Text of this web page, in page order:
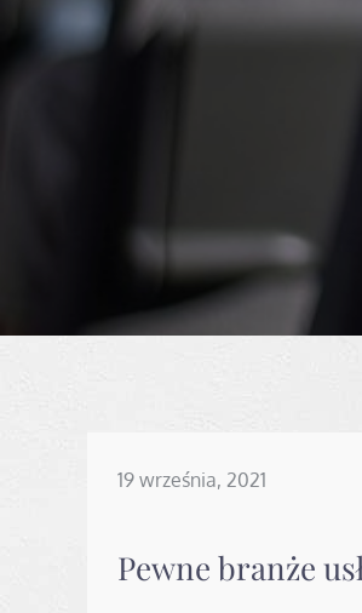
Posted
19 września, 2021
Pewne branże